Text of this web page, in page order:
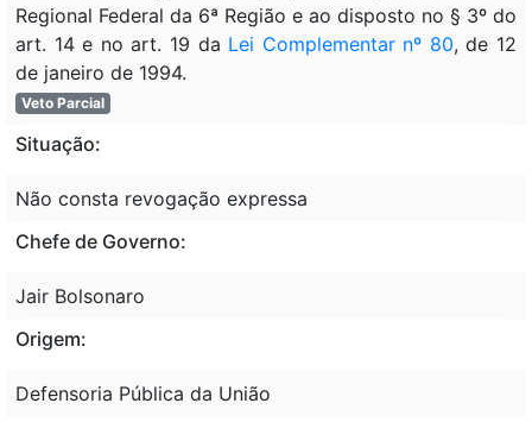
Regional Federal da 6ª Região e ao disposto no § 3º do
art. 14 e no art. 19 da Lei Complementar nº 80, de 12
de janeiro de 1994.
Veto Parcial
Situação:
Não consta revogação expressa
Chefe de Governo:
Jair Bolsonaro
Origem:
Defensoria Pública da União